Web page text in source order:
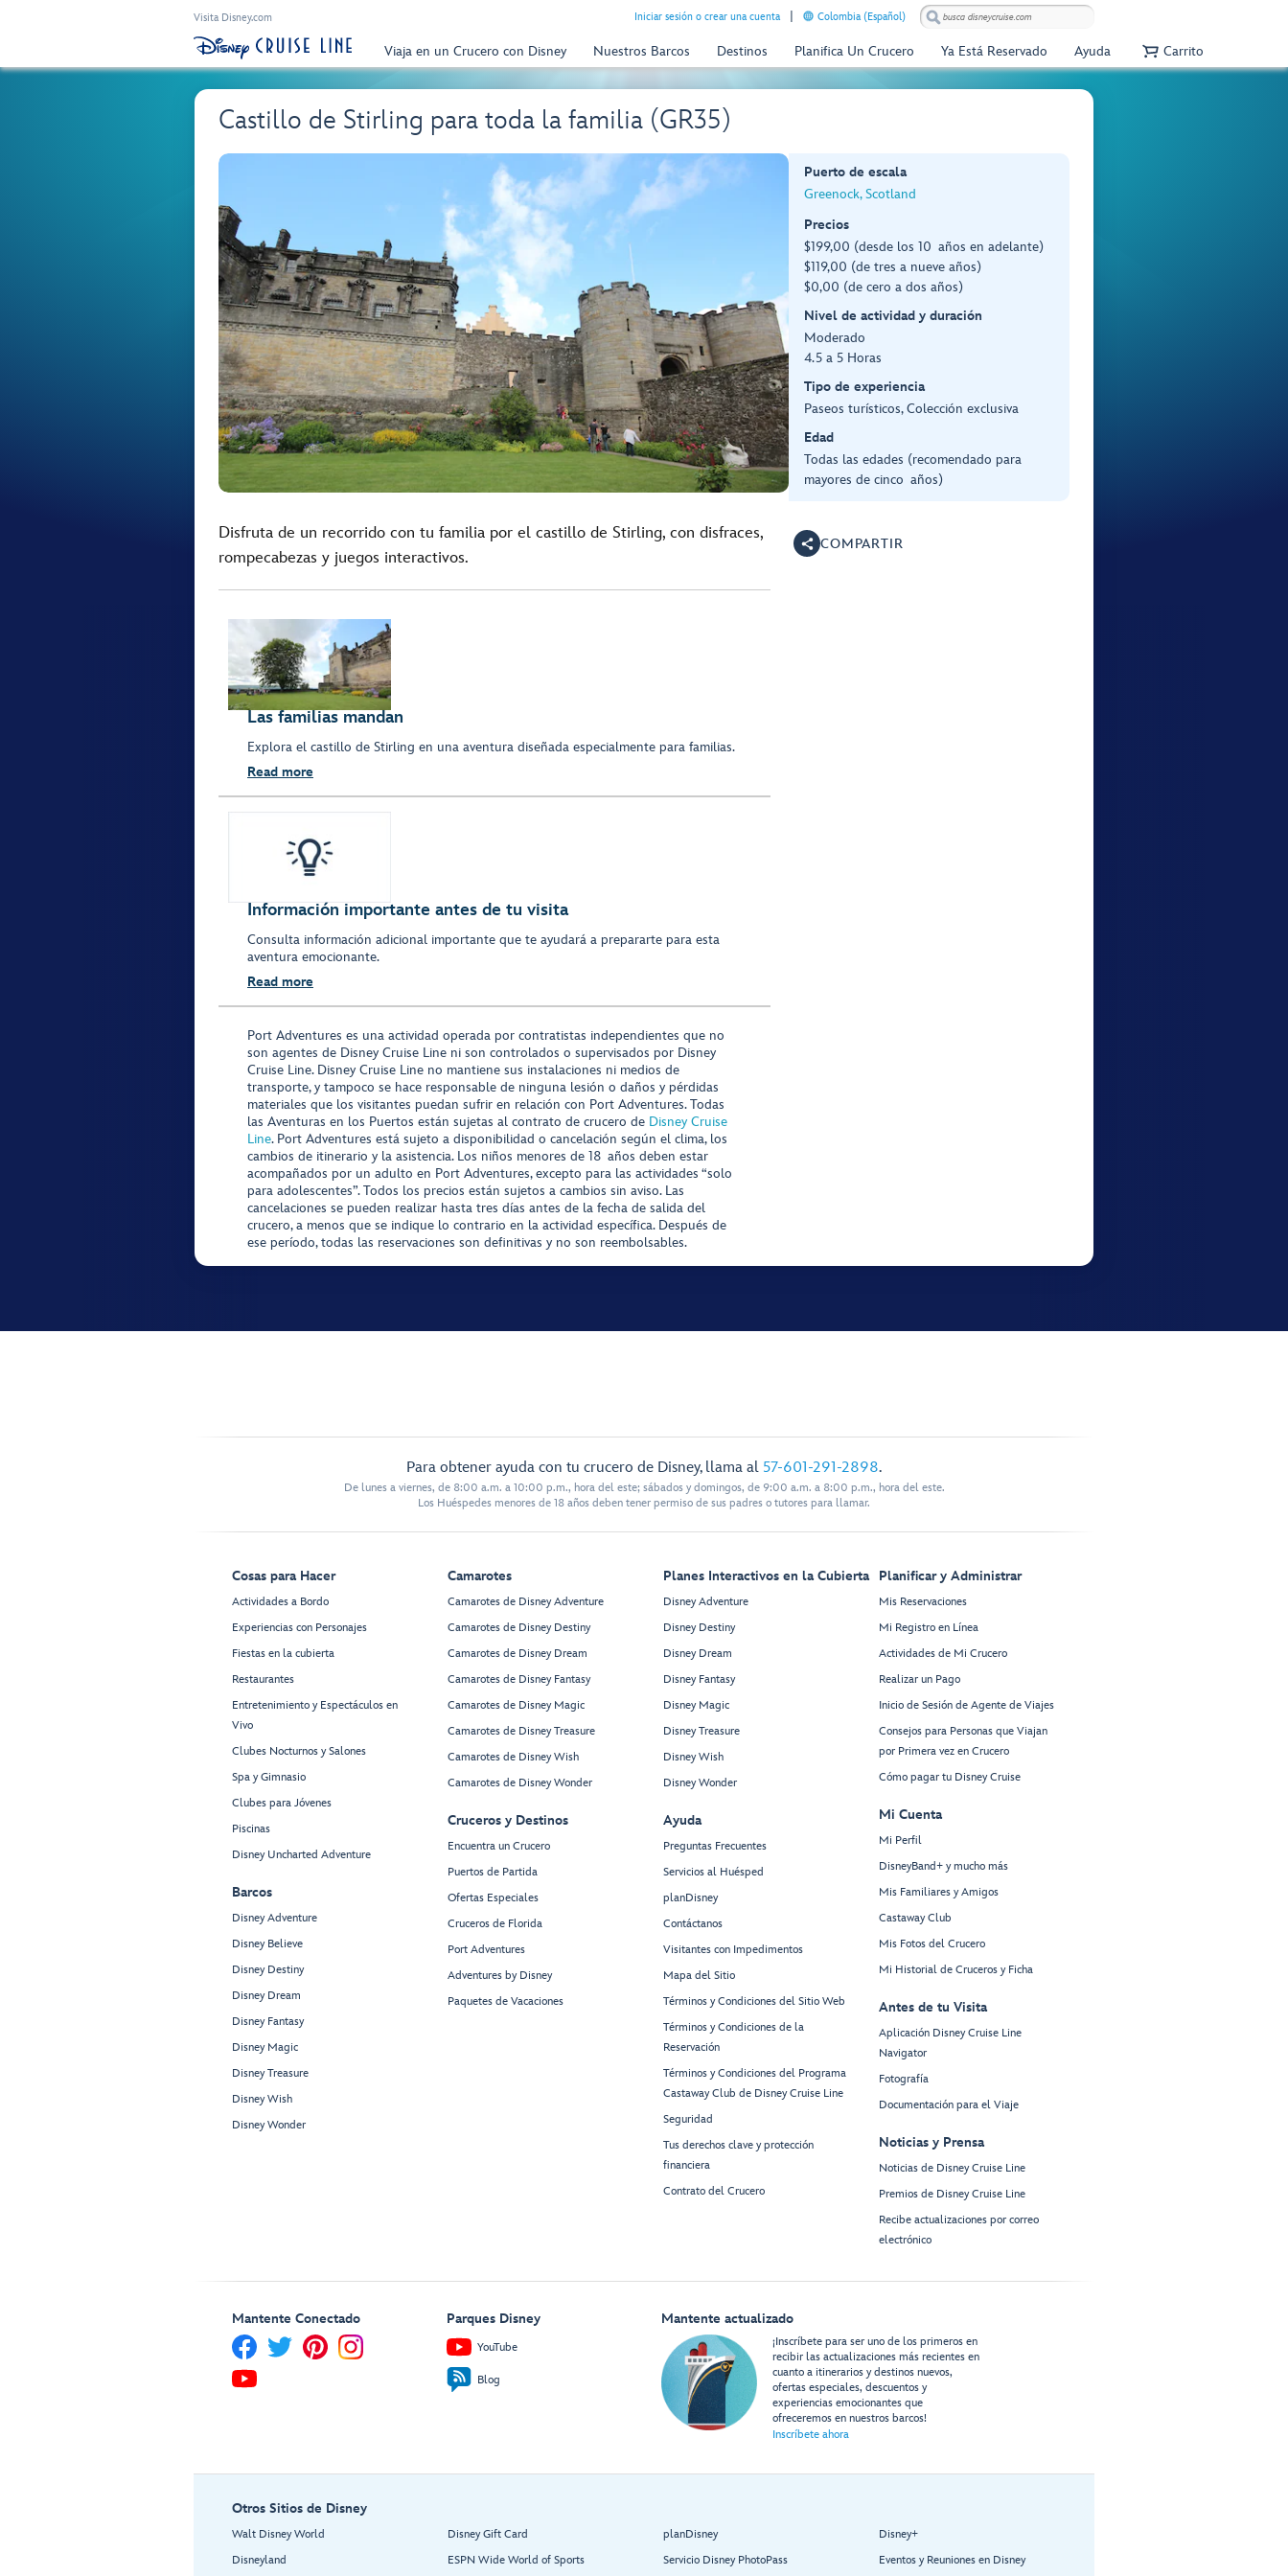
Visita Disney.com Iniciar sesión o crear una cuenta Colombia (Español)
Viaja en un Crucero con Disney Nuestros Barcos Destinos Planifica Un Crucero Ya Está Reservado Ayuda Carrito
Castillo de Stirling para toda la familia (GR35)
Puerto de escala
Greenock, Scotland
Precios
$199,00 (desde los 10 años en adelante)
$119,00 (de tres a nueve años)
$0,00 (de cero a dos años)
Nivel de actividad y duración
Moderado
4.5 a 5 Horas
Tipo de experiencia
Paseos turísticos, Colección exclusiva
Edad
Todas las edades (recomendado para
mayores de cinco años)
Disfruta de un recorrido con tu familia por el castillo de Stirling, con disfraces,
rompecabezas y juegos interactivos.
Las familias mandan
Explora el castillo de Stirling en una aventura diseñada especialmente para familias.
Read more
Información importante antes de tu visita
Consulta información adicional importante que te ayudará a prepararte para esta
aventura emocionante.
Read more
Port Adventures es una actividad operada por contratistas independientes que no
son agentes de Disney Cruise Line ni son controlados o supervisados por Disney
Cruise Line. Disney Cruise Line no mantiene sus instalaciones ni medios de
transporte, y tampoco se hace responsable de ninguna lesión o daños y pérdidas
materiales que los visitantes puedan sufrir en relación con Port Adventures. Todas
las Aventuras en los Puertos están sujetas al contrato de crucero de Disney Cruise
Line. Port Adventures está sujeto a disponibilidad o cancelación según el clima, los
cambios de itinerario y la asistencia. Los niños menores de 18 años deben estar
acompañados por un adulto en Port Adventures, excepto para las actividades “solo
para adolescentes”. Todos los precios están sujetos a cambios sin aviso. Las
cancelaciones se pueden realizar hasta tres días antes de la fecha de salida del
crucero, a menos que se indique lo contrario en la actividad específica. Después de
ese período, todas las reservaciones son definitivas y no son reembolsables.
COMPARTIR
Para obtener ayuda con tu crucero de Disney, llama al 57-601-291-2898.
De lunes a viernes, de 8:00 a.m. a 10:00 p.m., hora del este; sábados y domingos, de 9:00 a.m. a 8:00 p.m., hora del este.
Los Huéspedes menores de 18 años deben tener permiso de sus padres o tutores para llamar.
Cosas para Hacer
Actividades a Bordo
Experiencias con Personajes
Fiestas en la cubierta
Restaurantes
Entretenimiento y Espectáculos en
Vivo
Clubes Nocturnos y Salones
Spa y Gimnasio
Clubes para Jóvenes
Piscinas
Disney Uncharted Adventure
Barcos
Disney Adventure
Disney Believe
Disney Destiny
Disney Dream
Disney Fantasy
Disney Magic
Disney Treasure
Disney Wish
Disney Wonder
Camarotes
Camarotes de Disney Adventure
Camarotes de Disney Destiny
Camarotes de Disney Dream
Camarotes de Disney Fantasy
Camarotes de Disney Magic
Camarotes de Disney Treasure
Camarotes de Disney Wish
Camarotes de Disney Wonder
Cruceros y Destinos
Encuentra un Crucero
Puertos de Partida
Ofertas Especiales
Cruceros de Florida
Port Adventures
Adventures by Disney
Paquetes de Vacaciones
Planes Interactivos en la Cubierta
Disney Adventure
Disney Destiny
Disney Dream
Disney Fantasy
Disney Magic
Disney Treasure
Disney Wish
Disney Wonder
Ayuda
Preguntas Frecuentes
Servicios al Huésped
planDisney
Contáctanos
Visitantes con Impedimentos
Mapa del Sitio
Términos y Condiciones del Sitio Web
Términos y Condiciones de la
Reservación
Términos y Condiciones del Programa
Castaway Club de Disney Cruise Line
Seguridad
Tus derechos clave y protección
financiera
Contrato del Crucero
Planificar y Administrar
Mis Reservaciones
Mi Registro en Línea
Actividades de Mi Crucero
Realizar un Pago
Inicio de Sesión de Agente de Viajes
Consejos para Personas que Viajan
por Primera vez en Crucero
Cómo pagar tu Disney Cruise
Mi Cuenta
Mi Perfil
DisneyBand+ y mucho más
Mis Familiares y Amigos
Castaway Club
Mis Fotos del Crucero
Mi Historial de Cruceros y Ficha
Antes de tu Visita
Aplicación Disney Cruise Line
Navigator
Fotografía
Documentación para el Viaje
Noticias y Prensa
Noticias de Disney Cruise Line
Premios de Disney Cruise Line
Recibe actualizaciones por correo
electrónico
Mantente Conectado Parques Disney
YouTube
Blog
Mantente actualizado
¡Inscríbete para ser uno de los primeros en
recibir las actualizaciones más recientes en
cuanto a itinerarios y destinos nuevos,
ofertas especiales, descuentos y
experiencias emocionantes que
ofreceremos en nuestros barcos!
Inscríbete ahora
Otros Sitios de Disney
Walt Disney World
Disneyland
Disney Gift Card
ESPN Wide World of Sports
planDisney
Servicio Disney PhotoPass
Disney+
Eventos y Reuniones en Disney